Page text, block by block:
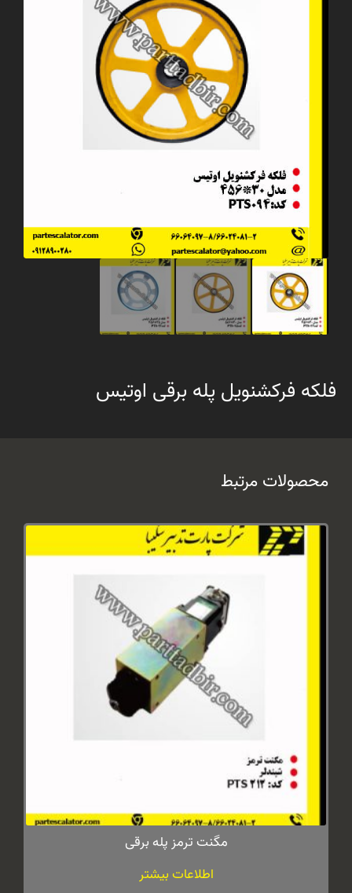
فلکه فرکشنویل پله برقی اوتیس
محصولات مرتبط
مگنت ترمز پله برقی
اطلاعات بیشتر